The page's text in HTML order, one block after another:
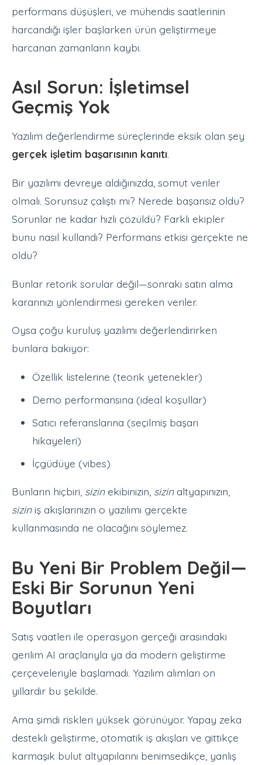
performans düşüşleri, ve mühendis saatlerinin
harcandığı işler başlarken ürün geliştirmeye
harcanan zamanların kaybı.
Asıl Sorun: İşletimsel
Geçmiş Yok
Yazılım değerlendirme süreçlerinde eksik olan şey
gerçek işletim başarısının kanıtı.
Bir yazılımı devreye aldığınızda, somut veriler
olmalı. Sorunsuz çalıştı mı? Nerede başarısız oldu?
Sorunlar ne kadar hızlı çözüldü? Farklı ekipler
bunu nasıl kullandı? Performans etkisi gerçekte ne
oldu?
Bunlar retorik sorular değil—sonraki satın alma
kararınızı yönlendirmesi gereken veriler.
Oysa çoğu kuruluş yazılımı değerlendirirken
bunlara bakıyor:
Özellik listelerine (teorik yetenekler)
Demo performansına (ideal koşullar)
Satıcı referanslarına (seçilmiş başarı
hikayeleri)
İçgüdüye (vibes)
Bunların hiçbiri, sizinekibinizin, sizinaltyapınızın,
siziniş akışlarınızın o yazılımı gerçekte
kullanmasında ne olacağını söylemez.
Bu Yeni Bir Problem Değil—
Eski Bir Sorunun Yeni
Boyutları
Satış vaatleri ile operasyon gerçeği arasındaki
gerilim AI araçlarıyla ya da modern geliştirme
çerçeveleriyle başlamadı. Yazılım alımları on
yıllardır bu şekilde.
Ama şimdi riskleri yüksek görünüyor. Yapay zeka
destekli geliştirme, otomatik iş akışları ve gittikçe
karmaşık bulut altyapılarını benimsedikçe, yanlış